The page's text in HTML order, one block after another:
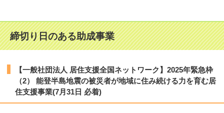
締切り日のある助成事業
【一般社団法人 居住支援全国ネットワーク】2025年緊急枠
（2） 能登半島地震の被災者が地域に住み続ける力を育む居
住支援事業(7月31日 必着)